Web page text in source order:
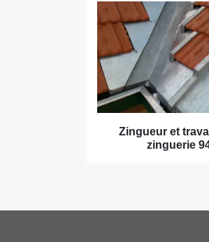
Zingueur et
zinguerie